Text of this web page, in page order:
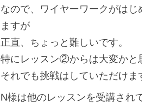
なので、ワイヤーワークがは
ますが
正直、ちょっと難しいです。
特にレッスン②からは大変かと
それでも挑戦はしていただけま
N様は他のレッスンを受講され